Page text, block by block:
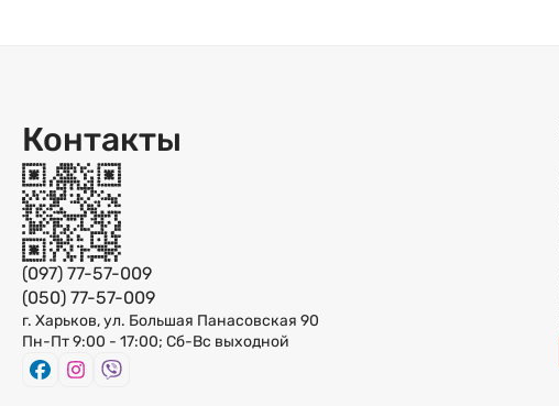
Контакты
(097) 77-57-009
(050) 77-57-009
г. Харьков, ул. Большая Панасовская 90
Пн-Пт 9:00 - 17:00; Сб-Вс выходной